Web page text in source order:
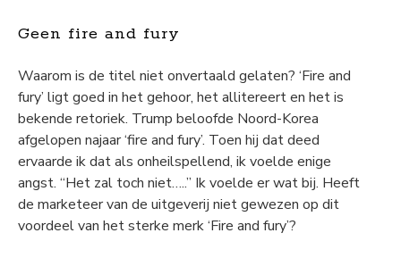
Geen fire and fury
Waarom is de titel niet onvertaald gelaten? ‘Fire and
fury’ ligt goed in het gehoor, het allitereert en het is
bekende retoriek. Trump beloofde Noord-Korea
afgelopen najaar ‘fire and fury’. Toen hij dat deed
ervaarde ik dat als onheilspellend, ik voelde enige
angst. “Het zal toch niet…..” Ik voelde er wat bij. Heeft
de marketeer van de uitgeverij niet gewezen op dit
voordeel van het sterke merk ‘Fire and fury’?